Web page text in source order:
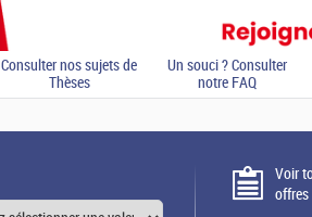
Consulter nos sujets de
Thèses
Un souci ? Consulter
notre FAQ
Voir
offres